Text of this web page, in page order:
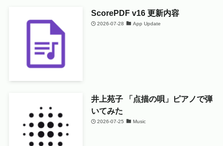
ScorePDF v16 更新内容
2026-07-28 App Update
井上苑子 「点描の唄」ピアノで弾
いてみた
2026-07-25 Music